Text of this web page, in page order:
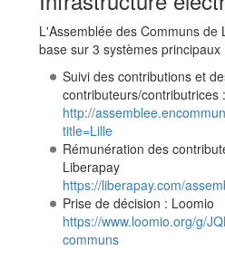
L'Assemblée des Communs de
base sur 3 systèmes principaux
Suivi des contributions et
contributeurs/contributrices
http://
title=Lille
Rémunération des
Liberapay
https://liberapay.com/
Prise de décision : Loomio
https://www.loomio.org/g/
communs